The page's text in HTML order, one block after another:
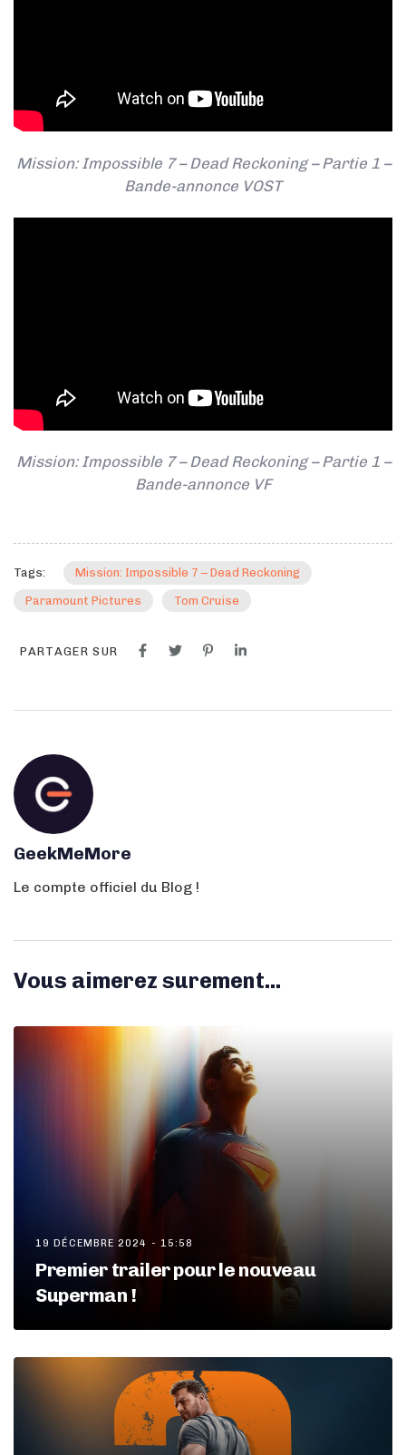
Mission: Impossible 7 – Dead Reckoning – Partie 1 –
Bande-annonce VOST
Mission: Impossible 7 – Dead Reckoning – Partie 1 –
Bande-annonce VF
Tags: Mission: Impossible 7 – Dead Reckoning
Paramount Pictures Tom Cruise
PARTAGER SUR
GeekMeMore
Le compte officiel du Blog !
Vous aimerez surement...
19 DÉCEMBRE 2024 - 15:58
Premier trailer pour le nouveau
Superman !